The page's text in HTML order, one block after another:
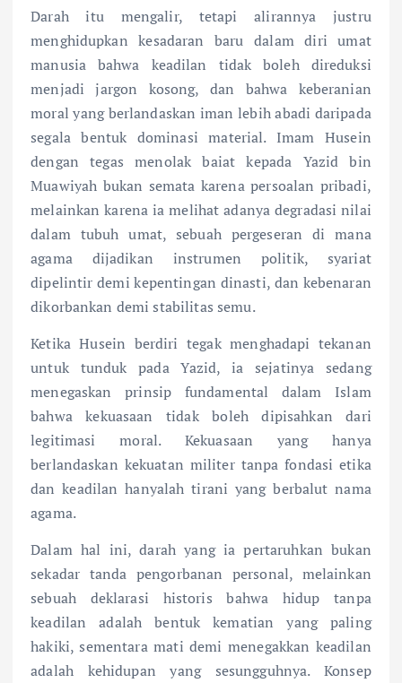
Darah itu mengalir, tetapi alirannya justru
menghidupkan kesadaran baru dalam diri umat
manusia bahwa keadilan tidak boleh direduksi
menjadi jargon kosong, dan bahwa keberanian
moral yang berlandaskan iman lebih abadi daripada
segala bentuk dominasi material. Imam Husein
dengan tegas menolak baiat kepada Yazid bin
Muawiyah bukan semata karena persoalan pribadi,
melainkan karena ia melihat adanya degradasi nilai
dalam tubuh umat, sebuah pergeseran di mana
agama dijadikan instrumen politik, syariat
dipelintir demi kepentingan dinasti, dan kebenaran
dikorbankan demi stabilitas semu.
Ketika Husein berdiri tegak menghadapi tekanan
untuk tunduk pada Yazid, ia sejatinya sedang
menegaskan prinsip fundamental dalam Islam
bahwa kekuasaan tidak boleh dipisahkan dari
legitimasi moral. Kekuasaan yang hanya
berlandaskan kekuatan militer tanpa fondasi etika
dan keadilan hanyalah tirani yang berbalut nama
agama.
Dalam hal ini, darah yang ia pertaruhkan bukan
sekadar tanda pengorbanan personal, melainkan
sebuah deklarasi historis bahwa hidup tanpa
keadilan adalah bentuk kematian yang paling
hakiki, sementara mati demi menegakkan keadilan
adalah kehidupan yang sesungguhnya. Konsep